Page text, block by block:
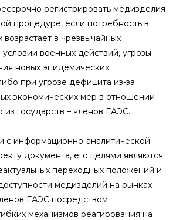
регистрировать медизделия
процедуре, если потребность в
возрастает в чрезвычайных
условии военных действий, угрозы
новых эпидемических
при угрозе дефицита из-за
экономических мер в отношении
из государств – членов ЕАЭС.
с информационно-аналитической
документа, его целями являются
переходных положений и
медизделий на рынках
ЕАЭС посредством
механизмов реагирования на